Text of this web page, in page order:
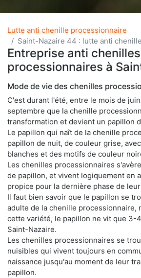
Lutte anti chenille processionnaire
Saint-Nazaire 44 : lutte anti
Entreprise anti chenilles
processionnaires à
Mode de vie des chenilles
C'est durant l'été, entre le mois de
septembre que la chenille
transformation et devient un papillon
Le papillon qui naît de la chenille
papillon de nuit, de couleur grise,
blanches et des motifs de couleur
Les chenilles processionnaires
de papillon, et vivent logiquement en
propice pour la dernière phase de
Il faut bien savoir que le papillon se
adulte de la chenille processionnaire,
cette variété, le papillon ne vit que 3-
Saint-Nazaire.
Les chenilles processionnaires se
nuisibles qui vivent toujours en
naissance jusqu'au moment de leur
papillon.